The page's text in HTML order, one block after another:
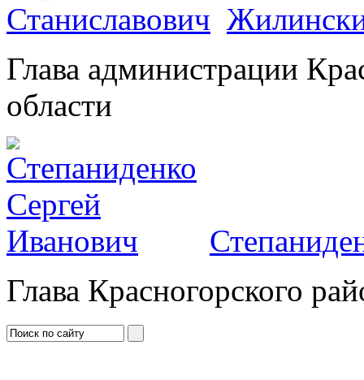
Глава администрации
области
Глава Красногорского